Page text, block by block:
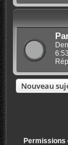
Nouveau
Permissions